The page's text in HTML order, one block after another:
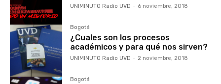
UNIMINUTO Radio UVD - 6 noviembre, 2018
Bogotá
¿Cuales son los procesos
académicos y para qué nos sirven?
UNIMINUTO Radio UVD - 2 noviembre, 2018
Bogotá